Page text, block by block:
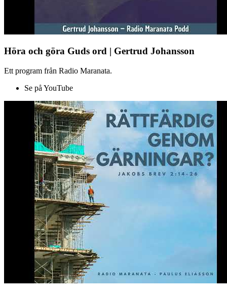
Höra och göra Guds ord | Gertrud Johansson
Ett program från Radio Maranata.
Se på YouTube